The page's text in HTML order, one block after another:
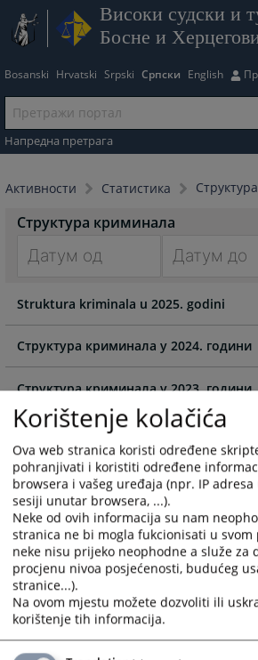
Високи судски и
Босне и
Bosanski Hrvatski Srpski Српски English
Напредна претрага
Активности Статистика
Структура криминала
forward
to
interact
with
the
and
select
a
date.
Press
the
question
mark
key
to
get
the
forward
to
interact
with
the
and
select
a
date.
Press
the
question
mark
key
to
get
the
Struktura kriminala u 2025. godini
Структура криминала у 2024. години
Структура криминала у 2023. години.
Структура криминала у 2022. години.
Структура криминала у 2021. години.
Структура криминала у 2020. години
Структура криминала у 2019 години
Структура криминала у 2018 години
Структура у криминала 2017. години
Korištenje kolačića
Ova web stranica koristi određene
pohranjivati i koristiti određene
browsera i vašeg uređaja (npr. IP
sesiji unutar browsera, ...).
Neke od ovih informacija su nam
stranica ne bi mogla fukcionisati u
neke nisu prijeko neophodne a služe za
procjenu nivoa posjećenosti, budućeg
stranice...).
Na ovom mjestu možete dozvoliti ili
korištenje tih informacija.